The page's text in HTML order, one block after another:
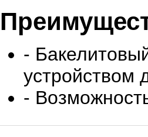
-
устройством
-